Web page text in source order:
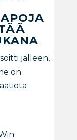
jälleen,
on